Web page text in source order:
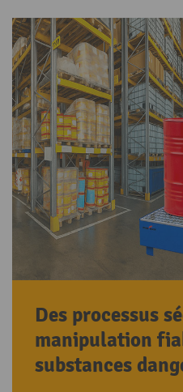
Des processus
manipulation
substances